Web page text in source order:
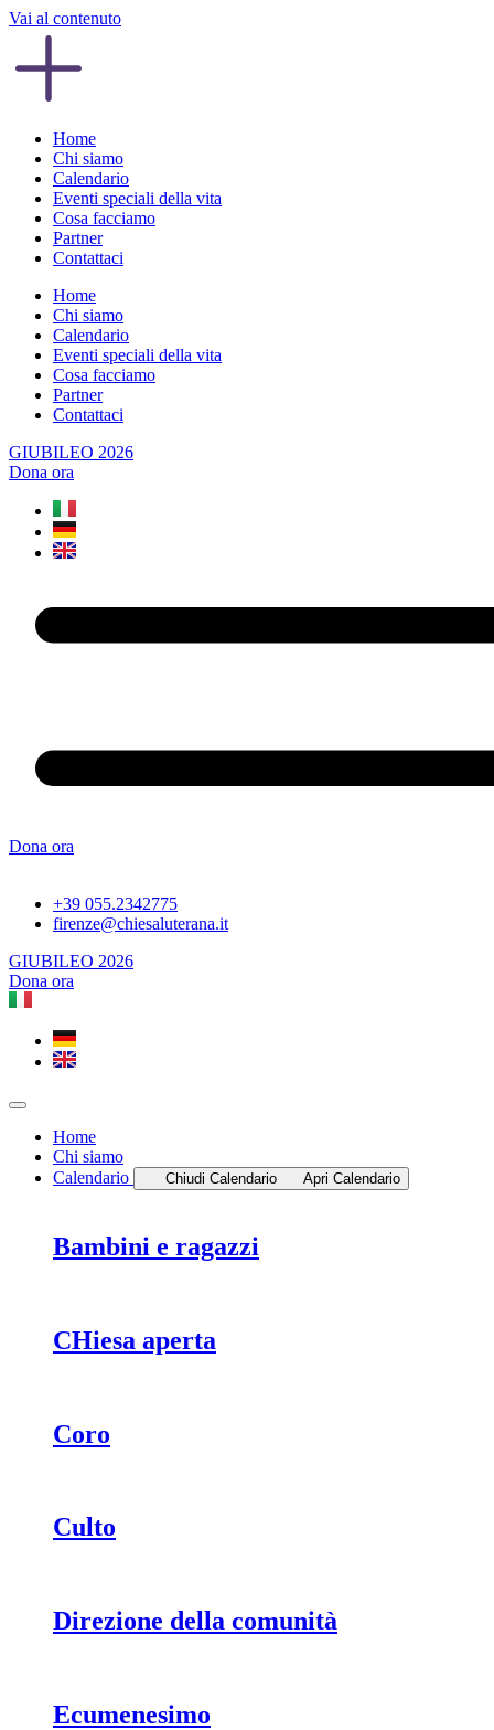
Vai al contenuto
Home
Chi siamo
Calendario
Eventi speciali della vita
Cosa facciamo
Partner
Contattaci
Home
Chi siamo
Calendario
Eventi speciali della vita
Cosa facciamo
Partner
Contattaci
GIUBILEO 2026
Dona ora
Dona ora
+39 055.2342775
firenze@chiesaluterana.it
GIUBILEO 2026
Dona ora
Home
Chi siamo
Calendario
Chiudi Calendario Apri Calendario
Bambini e ragazzi
CHiesa aperta
Coro
Culto
Direzione della comunità
Ecumenesimo